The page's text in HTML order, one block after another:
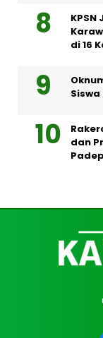
di 16
Siswa
dan